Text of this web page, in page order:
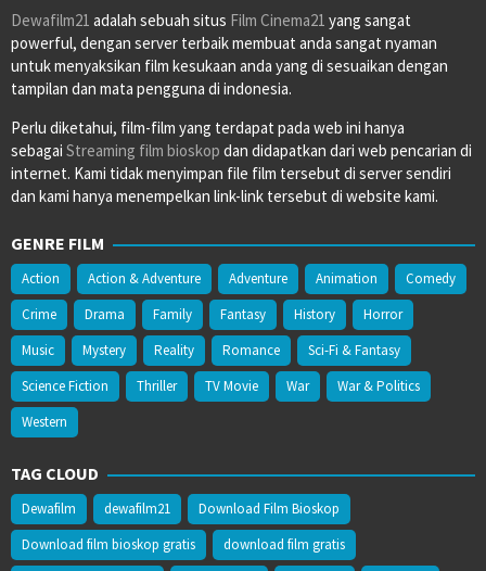
Dewafilm21 adalah sebuah situs Film Cinema21 yang sangat
powerful, dengan server terbaik membuat anda sangat nyaman
untuk menyaksikan film kesukaan anda yang di sesuaikan dengan
tampilan dan mata pengguna di indonesia.
Perlu diketahui, film-film yang terdapat pada web ini hanya
sebagai Streaming film bioskop dan didapatkan dari web pencarian di
internet. Kami tidak menyimpan file film tersebut di server sendiri
dan kami hanya menempelkan link-link tersebut di website kami.
GENRE FILM
Action Action & Adventure Adventure Animation
Comedy
Crime
Drama Family Fantasy History
Horror
Music
Mystery Reality Romance
Sci-Fi & Fantasy
Science Fiction
Thriller TV Movie War
War & Politics
Western
TAG CLOUD
Dewafilm dewafilm21
Download Film Bioskop
Download film bioskop gratis
download film gratis